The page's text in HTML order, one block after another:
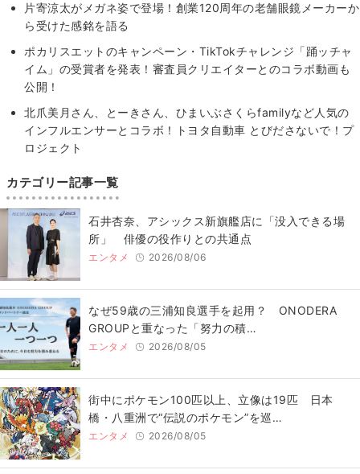
片寄涼太がメガネ姿で登場！創業120周年の老舗眼鏡メーカーか
ら受けた感銘を語る
ポカリスエットのキャンペーン・TikTokチャレンジ「踊ッチャ
イム」の受賞者を発表！審査員クリエイターとのコラボ動画も
公開！
北爪美月さん、とーきさん、ひまいぶさくらfamilyなど人気の
インフルエンサーとコラボ！トヨタ自動車 とびださないで！プ
ロジェクト
カテゴリー記事一覧
石井杏奈、アシックス新旗艦店に「没入できる場
所」 俳優の役作りとの共通点
エンタメ 2026/08/06
なぜ59歳の三浦知良選手を起用？ ONODERA
GROUPと重なった「努力の積…
エンタメ 2026/08/05
街中にポケモン100匹以上、立像は19匹 日本
橋・八重洲で“伝説のポケモン”を巡…
エンタメ 2026/08/05